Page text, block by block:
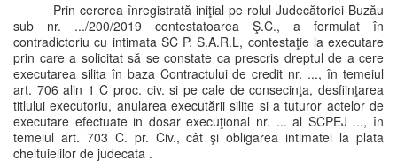
Prin cererea înregistrată iniţial pe rolul Judecătoriei Buzău
sub nr. .../200/2019 contestatoarea Ş.C., a formulat în
contradictoriu cu intimata SC P. S.A.R.L, contestaţie la executare
prin care a solicitat să se constate ca prescris dreptul de a cere
executarea silita în baza Contractului de credit nr. ..., în temeiul
art. 706 alin 1 C proc. civ. si pe cale de consecinţa, desfiinţarea
titlului executoriu, anularea executării silite si a tuturor actelor de
executare efectuate in dosar execuţional nr. ... al SCPEJ ..., în
temeiul art. 703 C. pr. Civ., cât şi obligarea intimatei la plata
cheltuielilor de judecata .